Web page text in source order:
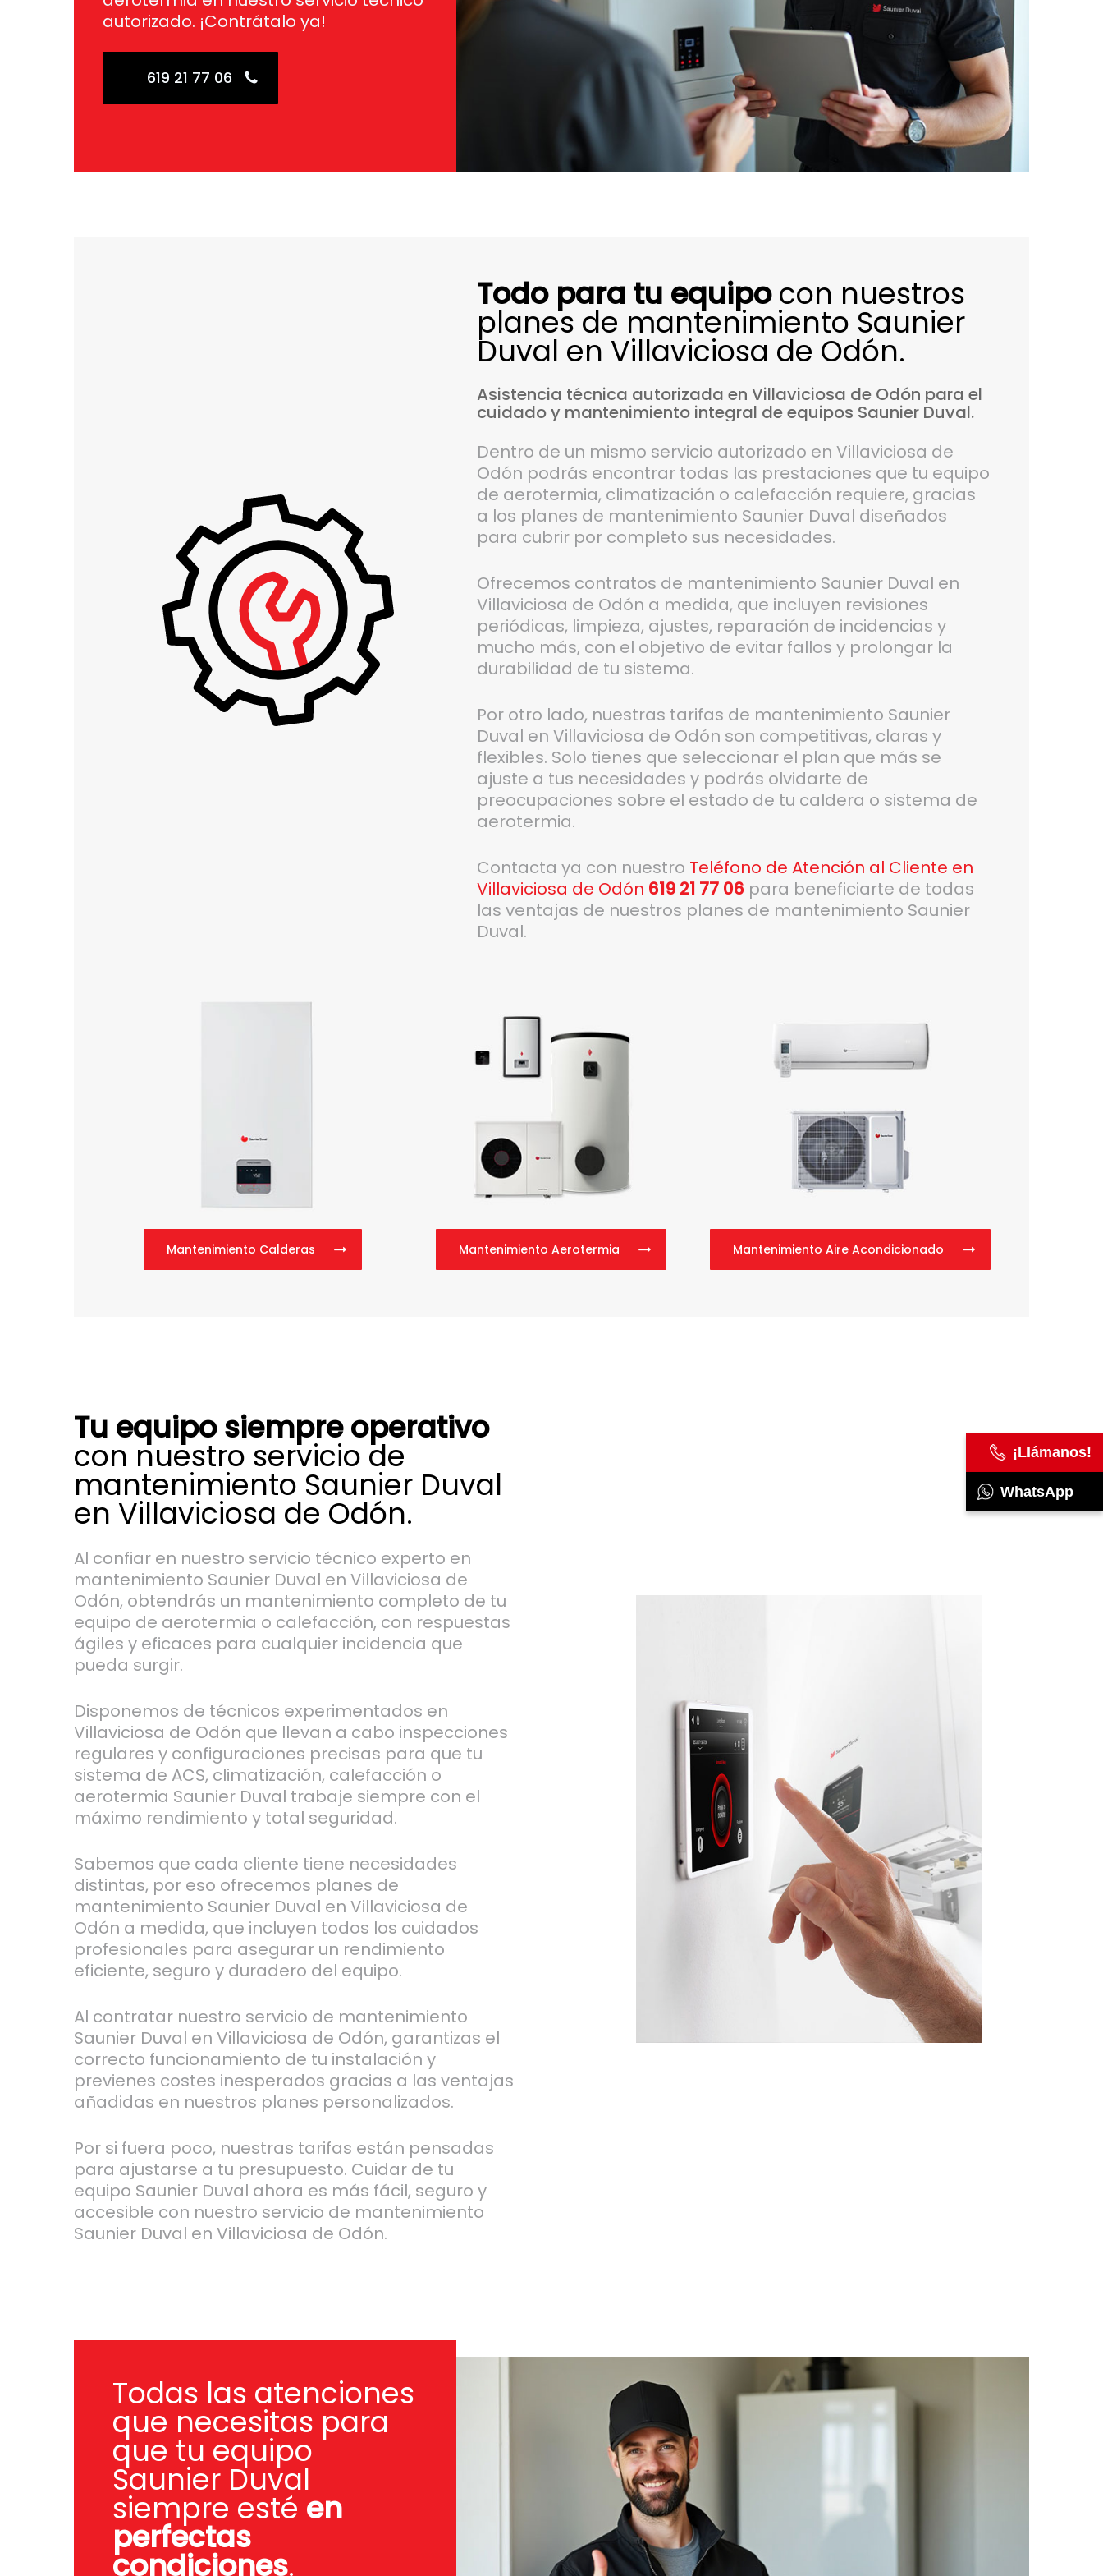
autorizado. ¡Contrátalo ya!
619 21 77 06
Todo para tu equipocon nuestros
planes de mantenimiento Saunier
Duval en Villaviciosa de Odón.
Asistencia técnica autorizada en Villaviciosa de Odón para el
cuidadoy mantenimiento integral deequipos Saunier Duval.
Dentro de un mismo servicio autorizado en Villaviciosa de
Odón podrás encontrar todas las prestaciones que tu equipo
de aerotermia, climatización o calefacción requiere, gracias
a los planes de mantenimiento Saunier Duval diseñados
para cubrir por completo sus necesidades.
Ofrecemos contratos de mantenimiento Saunier Duval en
Villaviciosa de Odón a medida, que incluyen revisiones
periódicas, limpieza, ajustes, reparación de incidencias y
mucho más, con el objetivo de evitar fallos y prolongar la
durabilidad de tu sistema.
Por otro lado, nuestras tarifas de mantenimiento Saunier
Duval en Villaviciosa de Odón son competitivas, claras y
flexibles. Solo tienes que seleccionar el plan que más se
ajuste a tus necesidades y podrás olvidarte de
preocupaciones sobre el estado de tu caldera o sistema de
aerotermia.
Contacta ya con nuestro Teléfono de Atención al Cliente en
Villaviciosa de Odón 619 21 77 06 para beneficiarte de todas
las ventajas de nuestros planes de mantenimiento Saunier
Duval.
Mantenimiento Calderas Mantenimiento Aerotermia Mantenimiento Aire Acondicionado
Tu equipo siempre operativo
con nuestro servicio de
mantenimiento Saunier Duval
en Villaviciosa de Odón.
Al confiar en nuestro servicio técnico experto en
mantenimiento Saunier Duval en Villaviciosa de
Odón, obtendrás un mantenimiento completo de tu
equipo de aerotermia o calefacción, con respuestas
ágiles y eficaces para cualquier incidencia que
pueda surgir.
Disponemos de técnicos experimentados en
Villaviciosa de Odón que llevan a cabo inspecciones
regulares y configuraciones precisas para que tu
sistema de ACS, climatización, calefacción o
aerotermia Saunier Duval trabaje siempre con el
máximo rendimiento y total seguridad.
Sabemos que cada cliente tiene necesidades
distintas, por eso ofrecemos planes de
mantenimiento Saunier Duval en Villaviciosa de
Odón a medida, que incluyen todos los cuidados
profesionales para asegurar un rendimiento
eficiente, seguro y duradero del equipo.
Al contratar nuestro servicio de mantenimiento
Saunier Duval en Villaviciosa de Odón, garantizas el
correcto funcionamiento de tu instalación y
previenes costes inesperados gracias a las ventajas
añadidas en nuestros planes personalizados.
Por si fuera poco, nuestras tarifas están pensadas
para ajustarse a tu presupuesto. Cuidar de tu
equipo Saunier Duval ahora es más fácil, seguro y
accesible con nuestro servicio de mantenimiento
Saunier Duval en Villaviciosa de Odón.
Todas las atenciones
que necesitas para
que tu equipo
Saunier Duval
siempre esté en
perfectas
condiciones.
¡Llámanos!
WhatsApp